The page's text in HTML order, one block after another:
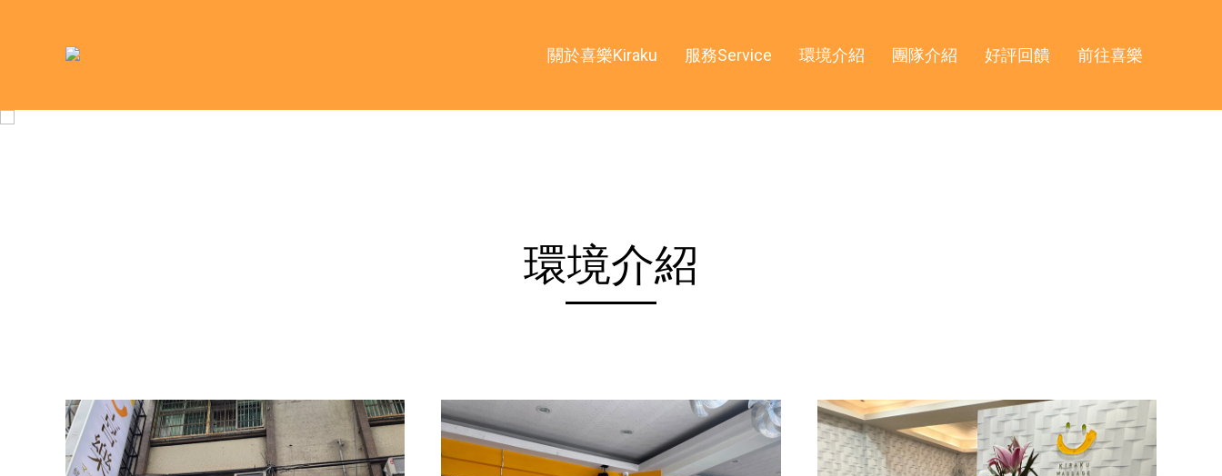
關於喜樂Kiraku 服務Service 環境介紹 團隊介紹 好評回饋 前往喜樂
環境介紹